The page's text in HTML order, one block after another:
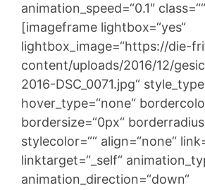
animation_speed=“0.1″
[imageframe lightbox=“yes“
lightbox_image=“https://die-
content/uploads/2016/12/
2016-DSC_0071.jpg“
hover_type=“none“
bordersize=“0px“
stylecolor=““ align=“none“
linktarget=“_self“
animation_direction=“down“